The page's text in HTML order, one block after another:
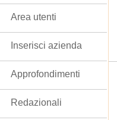
Area utenti
Inserisci azienda
Approfondimenti
Redazionali